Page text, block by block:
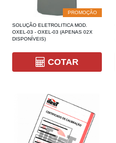
PROMOÇÃO
SOLUÇÃO ELETROLITICA MOD.
OXEL-03 - OXEL-03 (APENAS 02X
DISPONÍVEIS)
COTAR